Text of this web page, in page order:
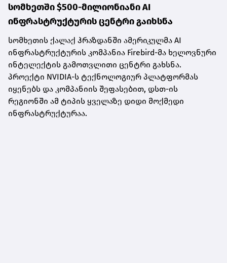
სომხეთში $500-მილიონიანი AI
ინფრასტრუქტურის ცენტრი გაიხსნა
სომხეთის ქალაქ ჰრაზდანში ამერიკულმა AI
ინფრასტრუქტურის კომპანია Firebird-მა ხელოვნური
ინტელექტის გამოთვლითი ცენტრი გახსნა.
პროექტი NVIDIA-ს ტექნოლოგიურ პლატფორმას
იყენებს და კომპანიის შეფასებით, დსთ-ის
რეგიონში ამ ტიპის ყველაზე დიდი მოქმედი
ინფრასტრუქტურაა.